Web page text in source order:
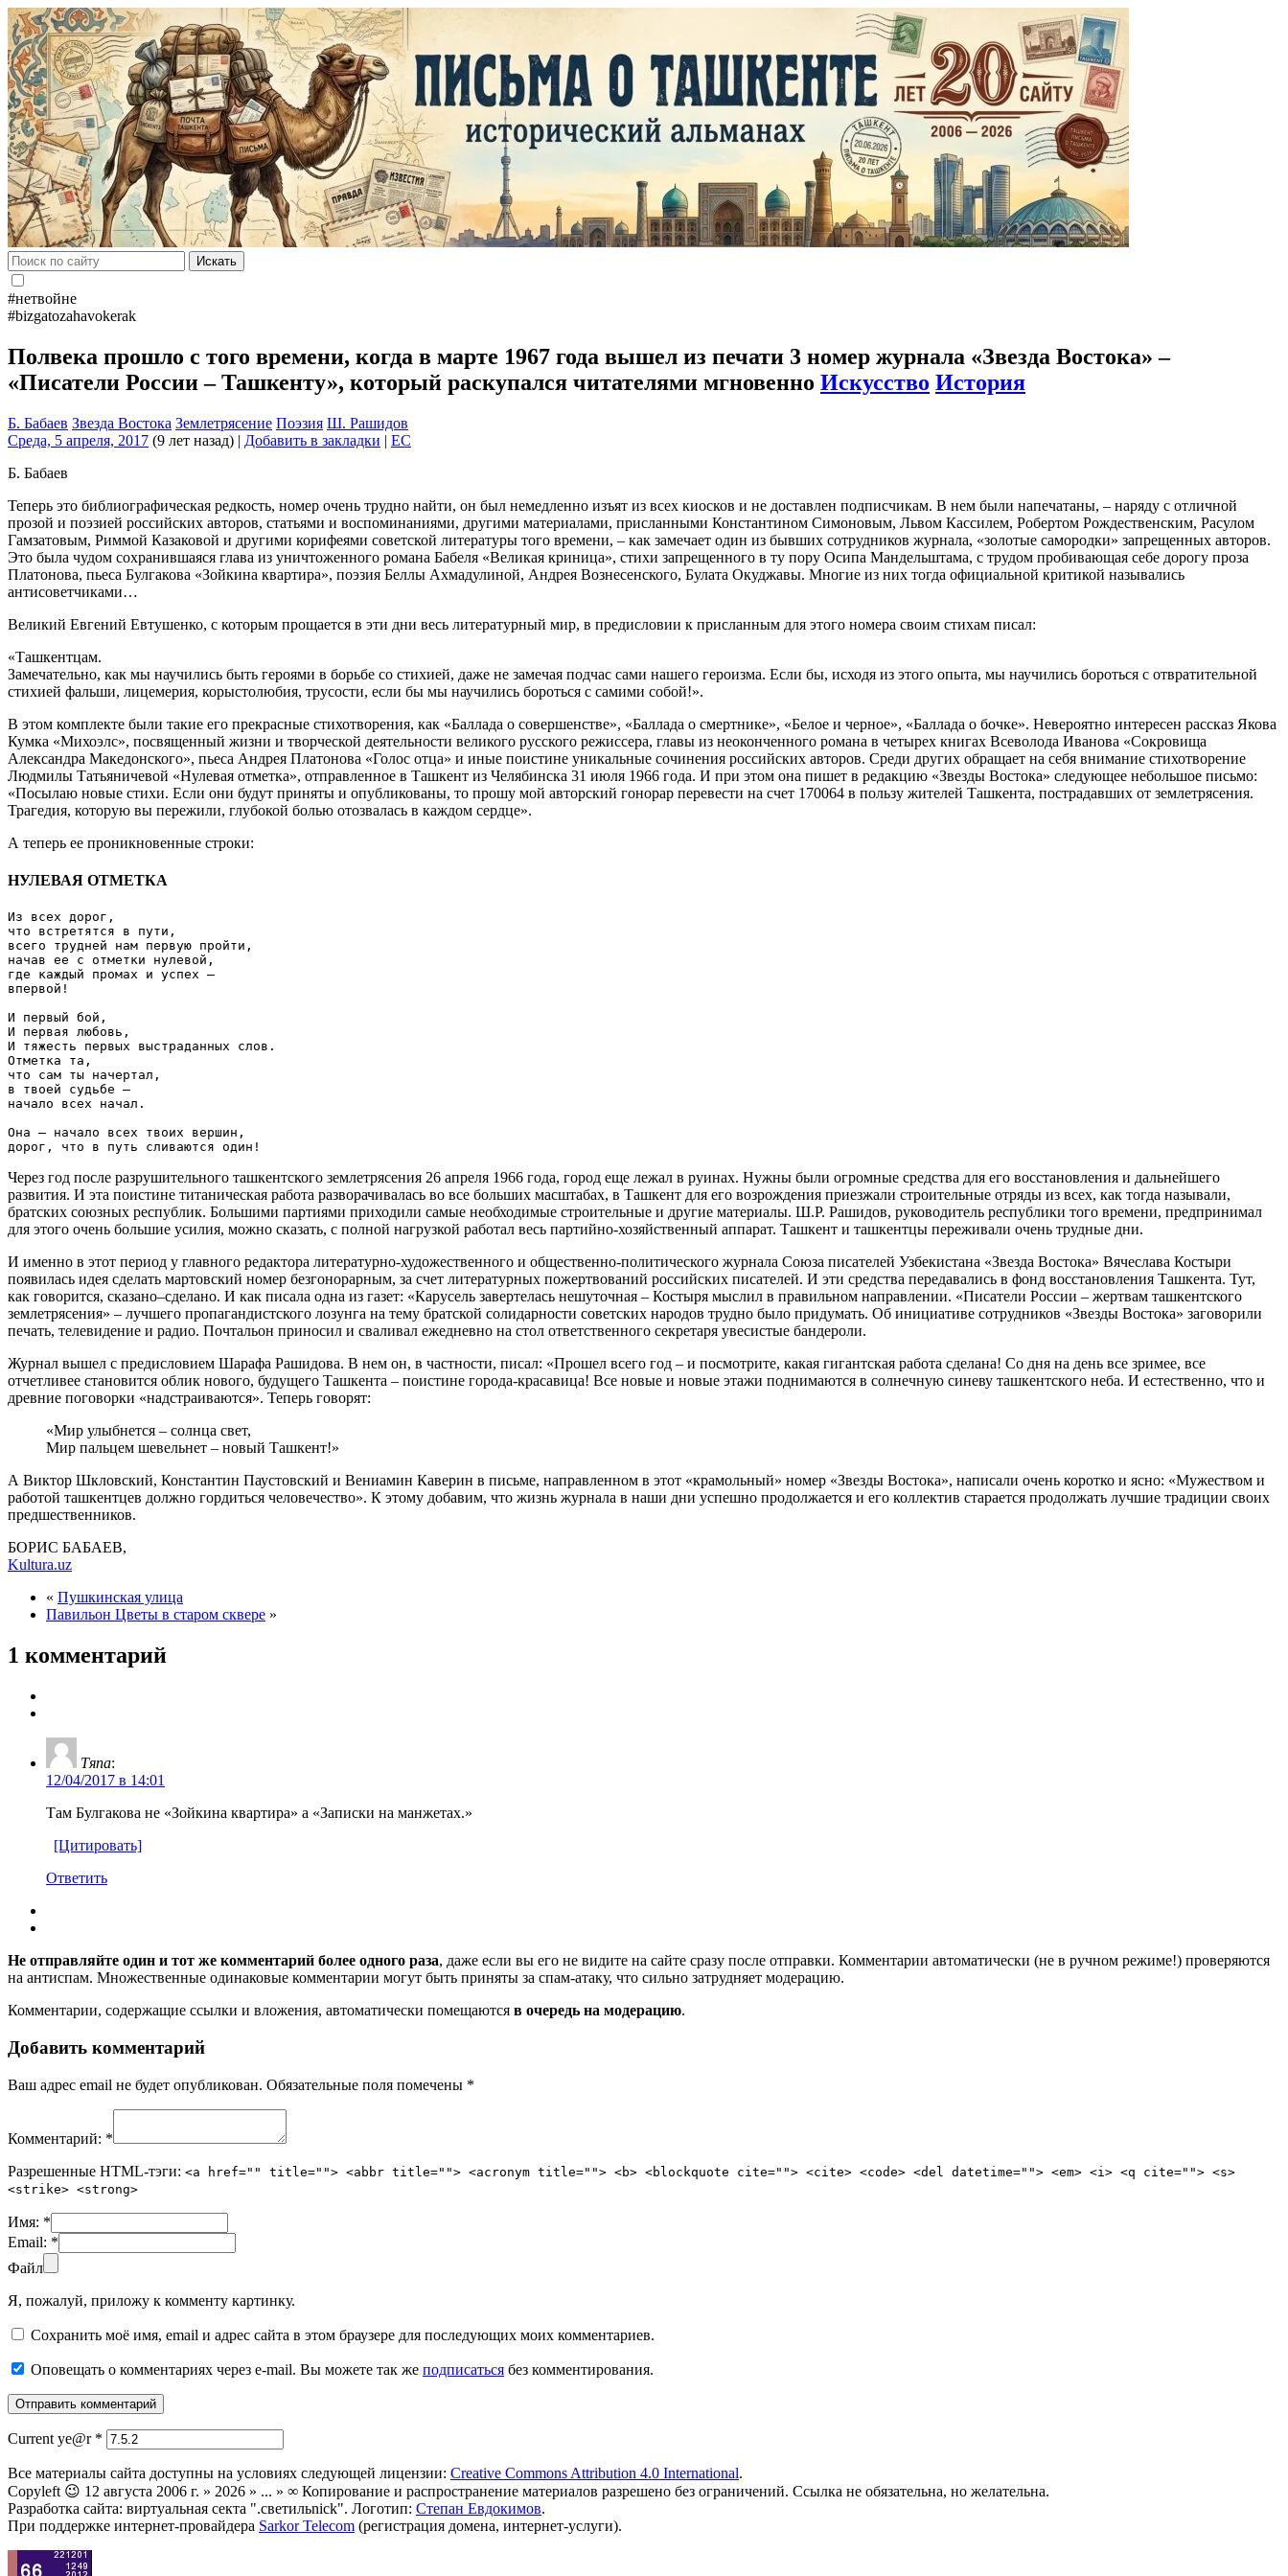
Искать
#нетвойне
#bizgatozahavokerak
Полвека прошло с того времени, когда в марте 1967 года вышел из печати 3 номер журнала «Звезда Востока» –
«Писатели России – Ташкенту», который раскупался читателями мгновенно Искусство История
Б. Бабаев Звезда Востока Землетрясение Поэзия Ш. Рашидов
Среда, 5 апреля, 2017 (9 лет назад) | Добавить в закладки | EC
Б. Бабаев
Теперь это библиографическая редкость, номер очень трудно найти, он был немедленно изъят из всех киосков и не доставлен подписчикам. В нем были напечатаны, – наряду с отличной
прозой и поэзией российских авторов, статьями и воспоминаниями, другими материалами, присланными Константином Симоновым, Львом Кассилем, Робертом Рождественским, Расулом
Гамзатовым, Риммой Казаковой и другими корифеями советской литературы того времени, – как замечает один из бывших сотрудников журнала, «золотые самородки» запрещенных авторов.
Это была чудом сохранившаяся глава из уничтоженного романа Бабеля «Великая криница», стихи запрещенного в ту пору Осипа Мандельштама, с трудом пробивающая себе дорогу проза
Платонова, пьеса Булгакова «Зойкина квартира», поэзия Беллы Ахмадулиной, Андрея Вознесенского, Булата Окуджавы. Многие из них тогда официальной критикой назывались
антисоветчиками…
Великий Евгений Евтушенко, с которым прощается в эти дни весь литературный мир, в предисловии к присланным для этого номера своим стихам писал:
«Ташкентцам.
Замечательно, как мы научились быть героями в борьбе со стихией, даже не замечая подчас сами нашего героизма. Если бы, исходя из этого опыта, мы научились бороться с отвратительной
стихией фальши, лицемерия, корыстолюбия, трусости, если бы мы научились бороться с самими собой!».
В этом комплекте были такие его прекрасные стихотворения, как «Баллада о совершенстве», «Баллада о смертнике», «Белое и черное», «Баллада о бочке». Невероятно интересен рассказ Якова
Кумка «Михоэлс», посвященный жизни и творческой деятельности великого русского режиссера, главы из неоконченного романа в четырех книгах Всеволода Иванова «Сокровища
Александра Македонского», пьеса Андрея Платонова «Голос отца» и иные поистине уникальные сочинения российских авторов. Среди других обращает на себя внимание стихотворение
Людмилы Татьяничевой «Нулевая отметка», отправленное в Ташкент из Челябинска 31 июля 1966 года. И при этом она пишет в редакцию «Звезды Востока» следующее небольшое письмо:
«Посылаю новые стихи. Если они будут приняты и опубликованы, то прошу мой авторский гонорар перевести на счет 170064 в пользу жителей Ташкента, пострадавших от землетрясения.
Трагедия, которую вы пережили, глубокой болью отозвалась в каждом сердце».
А теперь ее проникновенные строки:
НУЛЕВАЯ ОТМЕТКА
Из всех дорог,
что встретятся в пути,
всего трудней нам первую пройти,
начав ее с отметки нулевой,
где каждый промах и успех –
впервой!
И первый бой,
И первая любовь,
И тяжесть первых выстраданных слов.
Отметка та,
что сам ты начертал,
в твоей судьбе –
начало всех начал.
Она – начало всех твоих вершин,
Через год после разрушительного ташкентского землетрясения 26 апреля 1966 года, город еще лежал в руинах. Нужны были огромные средства для его восстановления и дальнейшего
развития. И эта поистине титаническая работа разворачивалась во все больших масштабах, в Ташкент для его возрождения приезжали строительные отряды из всех, как тогда называли,
братских союзных республик. Большими партиями приходили самые необходимые строительные и другие материалы. Ш.Р. Рашидов, руководитель республики того времени, предпринимал
для этого очень большие усилия, можно сказать, с полной нагрузкой работал весь партийно-хозяйственный аппарат. Ташкент и ташкентцы переживали очень трудные дни.
И именно в этот период у главного редактора литературно-художественного и общественно-политического журнала Союза писателей Узбекистана «Звезда Востока» Вячеслава Костыри
появилась идея сделать мартовский номер безгонорарным, за счет литературных пожертвований российских писателей. И эти средства передавались в фонд восстановления Ташкента. Тут,
как говорится, сказано–сделано. И как писала одна из газет: «Карусель завертелась нешуточная – Костыря мыслил в правильном направлении. «Писатели России – жертвам ташкентского
землетрясения» – лучшего пропагандистского лозунга на тему братской солидарности советских народов трудно было придумать. Об инициативе сотрудников «Звезды Востока» заговорили
печать, телевидение и радио. Почтальон приносил и сваливал ежедневно на стол ответственного секретаря увесистые бандероли.
Журнал вышел с предисловием Шарафа Рашидова. В нем он, в частности, писал: «Прошел всего год – и посмотрите, какая гигантская работа сделана! Со дня на день все зримее, все
отчетливее становится облик нового, будущего Ташкента – поистине города-красавица! Все новые и новые этажи поднимаются в солнечную синеву ташкентского неба. И естественно, что и
древние поговорки «надстраиваются». Теперь говорят:
«Мир улыбнется – солнца свет,
Мир пальцем шевельнет – новый Ташкент!»
А Виктор Шкловский, Константин Паустовский и Вениамин Каверин в письме, направленном в этот «крамольный» номер «Звезды Востока», написали очень коротко и ясно: «Мужеством и
работой ташкентцев должно гордиться человечество». К этому добавим, что жизнь журнала в наши дни успешно продолжается и его коллектив старается продолжать лучшие традиции своих
предшественников.
БОРИС БАБАЕВ,
Kultura.uz
« Пушкинская улица
Павильон Цветы в старом сквере »
1 комментарий
Тяпа:
12/04/2017 в 14:01
Там Булгакова не «Зойкина квартира» а «Записки на манжетах.»
[Цитировать]
Ответить
Не отправляйте один и тот же комментарий более одного раза, даже если вы его не видите на сайте сразу после отправки. Комментарии автоматически (не в ручном режиме!) проверяются
на антиспам. Множественные одинаковые комментарии могут быть приняты за спам-атаку, что сильно затрудняет модерацию.
Комментарии, содержащие ссылки и вложения, автоматически помещаются в очередь на модерацию.
Добавить комментарий
Ваш адрес email не будет опубликован. Обязательные поля помечены *
Комментарий: *
Разрешенные HTML-тэги: <a href="" title=""> <abbr title=""> <acronym title=""> <b> <blockquote cite=""> <cite> <code> <del datetime=""> <em> <i> <q cite=""> <s>
<strike> <strong>
Имя: *
Email: *
Файл
Я, пожалуй, приложу к комменту картинку.
Сохранить моё имя, email и адрес сайта в этом браузере для последующих моих комментариев.
Оповещать о комментариях через e-mail. Вы можете так же подписаться без комментирования.
Current ye@r *
Все материалы сайта доступны на условиях следующей лицензии: Creative Commons Attribution 4.0 International.
Copyleft 😉 12 августа 2006 г. » 2026 » ... » ∞ Копирование и распространение материалов разрешено без ограничений. Ссылка не обязательна, но желательна.
Разработка сайта: виртуальная секта ".светильnick". Логотип: Степан Евдокимов.
При поддержке интернет-провайдера Sarkor Telecom (регистрация домена, интернет-услуги).